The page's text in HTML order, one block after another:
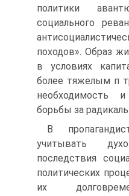
политики
социального
походов». Образ
в условиях
более тяжелым п
необходимость
борьбы за
В
учитывать
последствия
политических
их